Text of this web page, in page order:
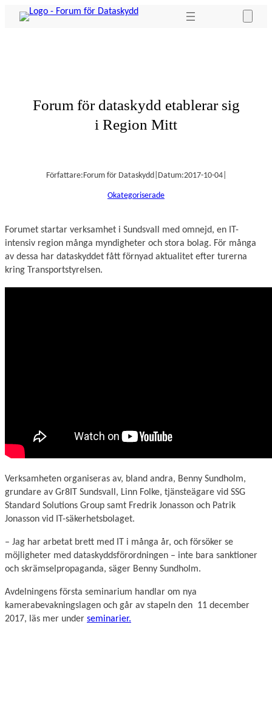
Hoppa
Forum för dataskydd etablerar sig
i Region Mitt
Författare:Forum för Dataskydd| Datum:2017-10-04|
Okategoriserade
Forumet startar verksamhet i Sundsvall med omnejd, en IT-
intensiv region många myndigheter och stora bolag. För många
av dessa har dataskyddet fått förnyad aktualitet efter turerna
kring Transportstyrelsen.
Verksamheten organiseras av, bland andra, Benny Sundholm,
grundare av Gr8IT Sundsvall, Linn Folke, tjänsteägare vid SSG
Standard Solutions Group samt Fredrik Jonasson och Patrik
Jonasson vid IT-säkerhetsbolaget.
– Jag har arbetat brett med IT i många år, och försöker se
möjligheter med dataskyddsförordningen – inte bara sanktioner
och skrämselpropaganda, säger Benny Sundholm.
Avdelningens första seminarium handlar om nya
kamerabevakningslagen och går av stapeln den 11 december
2017, läs mer under seminarier.